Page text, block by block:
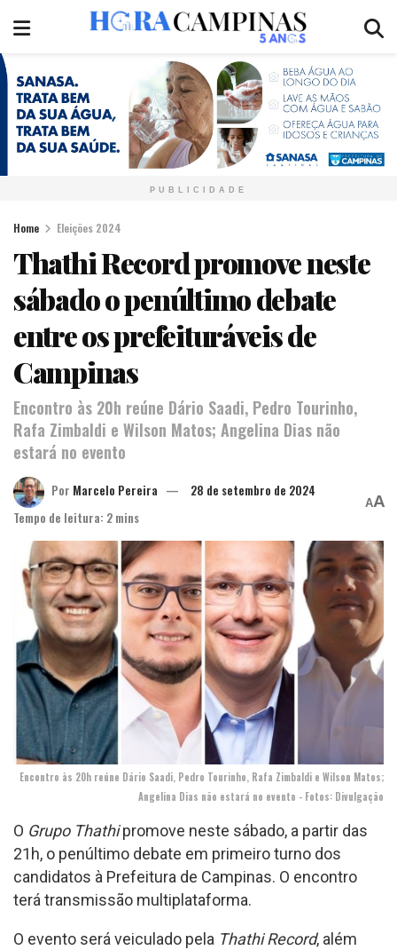
PUBLICIDADE
Home Eleições 2024
Thathi Record promove neste
sábado o penúltimo debate
entre os prefeituráveis de
Campinas
Encontro às 20h reúne Dário Saadi, Pedro Tourinho,
Rafa Zimbaldi e Wilson Matos; Angelina Dias não
estará no evento
Por Marcelo Pereira
28 de setembro de 2024
Tempo de leitura: 2 mins
AA
Encontro às 20h reúne Dário Saadi, Pedro Tourinho, Rafa Zimbaldi e Wilson Matos;
Angelina Dias não estará no evento - Fotos: Divulgação
O Grupo Thathipromove neste sábado, a partir das
21h, o penúltimo debate em primeiro turno dos
candidatos à Prefeitura de Campinas. O encontro
terá transmissão multiplataforma.
O evento será veiculado pela Thathi Record, além